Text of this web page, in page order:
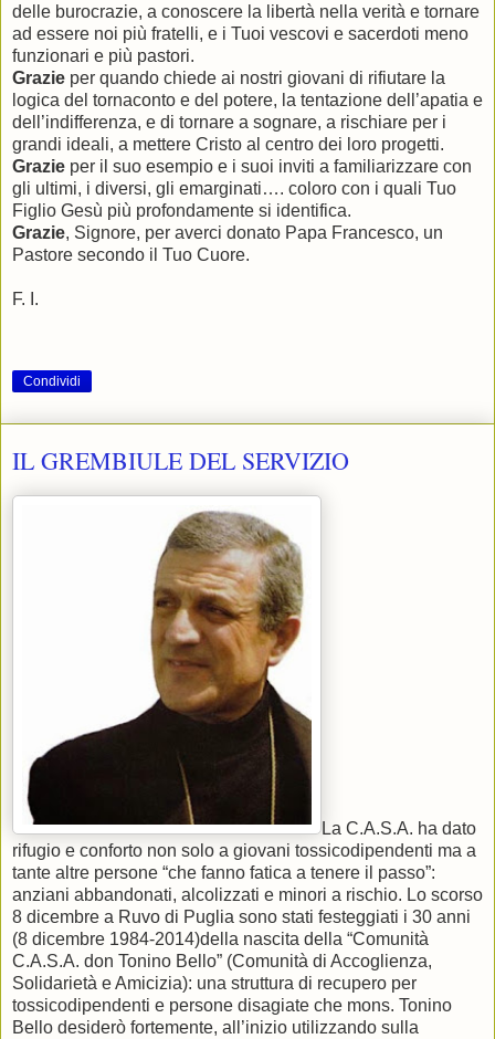
delle burocrazie, a conoscere la libertà nella verità e tornare
ad essere noi più fratelli, e i Tuoi vescovi e sacerdoti meno
funzionari e più pastori.
Grazie per quando chiede ai nostri giovani di rifiutare la
logica del tornaconto e del potere, la tentazione dell’apatia e
dell’indifferenza, e di tornare a sognare, a rischiare per i
grandi ideali, a mettere Cristo al centro dei loro progetti.
Grazie per il suo esempio e i suoi inviti a familiarizzare con
gli ultimi, i diversi, gli emarginati…. coloro con i quali Tuo
Figlio Gesù più profondamente si identifica.
Grazie, Signore, per averci donato Papa Francesco, un
Pastore secondo il Tuo Cuore.
F. I.
Condividi
IL GREMBIULE DEL SERVIZIO
La C.A.S.A. ha dato
rifugio e conforto non solo a giovani tossicodipendenti ma a
tante altre persone “che fanno fatica a tenere il passo”:
anziani abbandonati, alcolizzati e minori a rischio. Lo scorso
8 dicembre a Ruvo di Puglia sono stati festeggiati i 30 anni
(8 dicembre 1984-2014)della nascita della “Comunità
C.A.S.A. don Tonino Bello” (Comunità di Accoglienza,
Solidarietà e Amicizia): una struttura di recupero per
tossicodipendenti e persone disagiate che mons. Tonino
Bello desiderò fortemente, all’inizio utilizzando sulla